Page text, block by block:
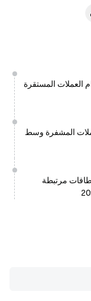
العملات المستقرة
المشفرة وسط
مرتبطة